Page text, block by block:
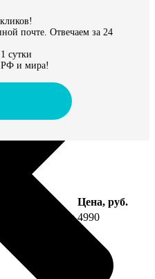
почте. Отвечаем за 24
сутки
РФ и мира!
Цена, руб.
на подрамнике 4990